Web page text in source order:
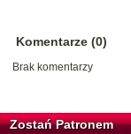
Komentarze (0)
Brak komentarzy
Zostań Patronem